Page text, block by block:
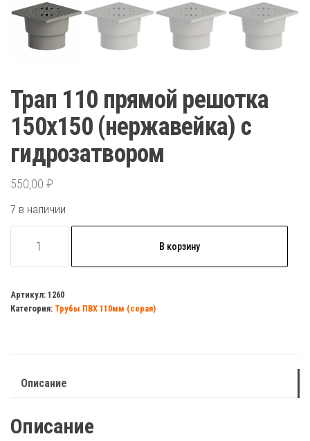
Трап 110 прямой решотка
150х150 (нержавейка) с
гидрозатвором
550,00 ₽
7 в наличии
товара
110
прямой
В корзину
Артикул: 1260
Категория: Трубы ПВХ 110мм (серая)
Описание
Описание